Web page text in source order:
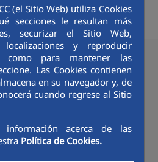
(el Sitio Web) utiliza Cookies
secciones le resultan más
securizar el Sitio Web,
y reproducir
como para mantener las
Las Cookies contienen
en su navegador y, de
cuando regrese al Sitio
información acerca de las
Política de Cookies.
un
de
Group au